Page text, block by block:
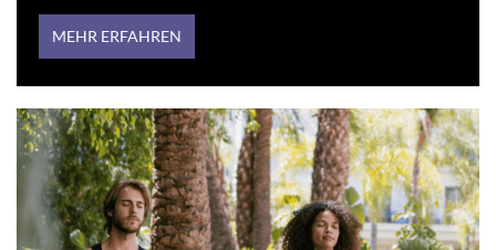
MEHR ERFAHREN